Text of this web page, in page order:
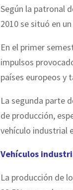
Según la patronal
2010 se situó en
En el primer
impulsos
países europeos y
La segunda parte
de producción,
vehículo industrial
Vehículos
La producción de